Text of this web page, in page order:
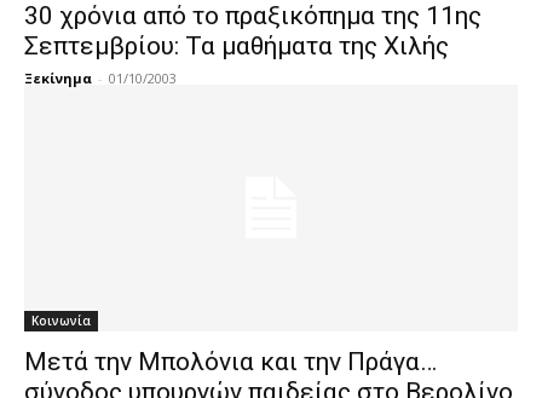
30 χρόνια από το πραξικόπημα της 11ης
Σεπτεμβρίου: Τα μαθήματα της Χιλής
Ξεκίνημα - 01/10/2003
Κοινωνία
Μετά την Μπολόνια και την Πράγα…
σύνοδος υπουργών παιδείας στο Βερολίνο